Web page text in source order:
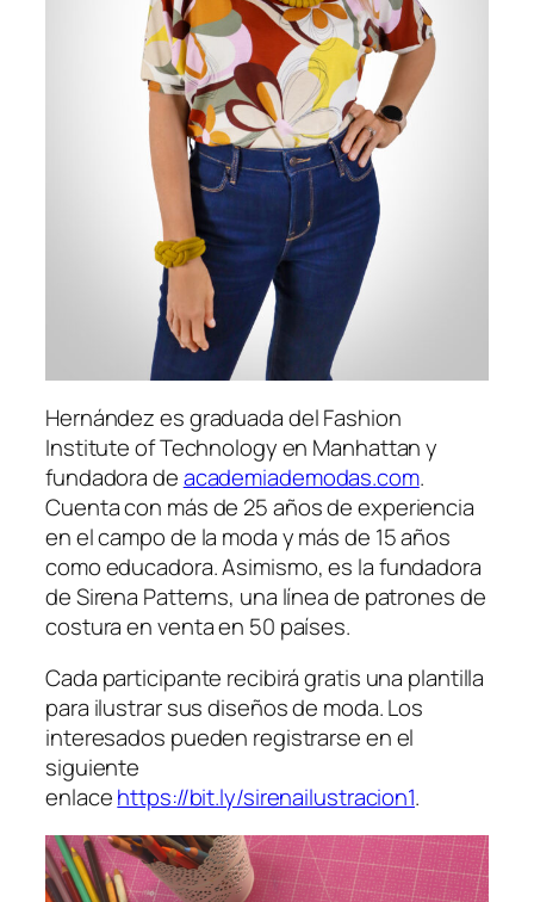
Hernández es graduada del Fashion
Institute of Technology en Manhattan y
fundadora deacademiademodas.com.
Cuenta con más de 25 años de experiencia
en el campo de la moda y más de 15 años
como educadora. Asimismo, es la fundadora
de Sirena Patterns, una línea de patrones de
costura en venta en 50 países.
Cada participante recibirá gratis una plantilla
para ilustrar sus diseños de moda. Los
interesados pueden registrarse en el
siguiente
enlacehttps://bit.ly/sirenailustracion1.